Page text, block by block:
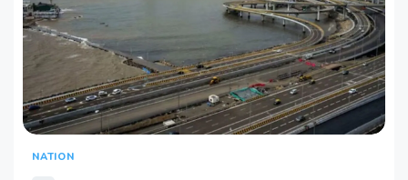
NATION